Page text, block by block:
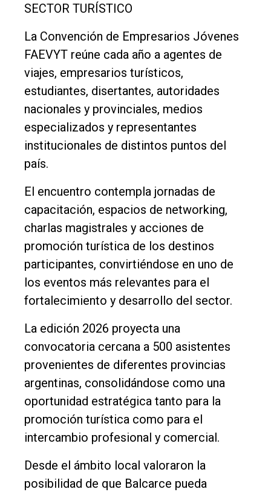
SECTOR TURÍSTICO
La Convención de Empresarios Jóvenes
FAEVYT reúne cada año a agentes de
viajes, empresarios turísticos,
estudiantes, disertantes, autoridades
nacionales y provinciales, medios
especializados y representantes
institucionales de distintos puntos del
país.
El encuentro contempla jornadas de
capacitación, espacios de networking,
charlas magistrales y acciones de
promoción turística de los destinos
participantes, convirtiéndose en uno de
los eventos más relevantes para el
fortalecimiento y desarrollo del sector.
La edición 2026 proyecta una
convocatoria cercana a 500 asistentes
provenientes de diferentes provincias
argentinas, consolidándose como una
oportunidad estratégica tanto para la
promoción turística como para el
intercambio profesional y comercial.
Desde el ámbito local valoraron la
posibilidad de que Balcarce pueda